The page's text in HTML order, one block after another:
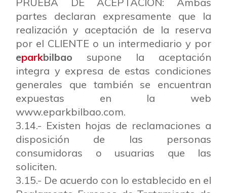
partes declaran expresamente que la
realización y aceptación de la reserva
por el CLIENTE o un intermediario y por
eparkbilbao supone la aceptación
integra y expresa de estas condiciones
generales que también se encuentran
expuestas en la web
www.eparkbilbao.com.
3.14.- Existen hojas de reclamaciones a
disposición de las personas
consumidoras o usuarias que las
soliciten.
3.15.- De acuerdo con lo establecido en el